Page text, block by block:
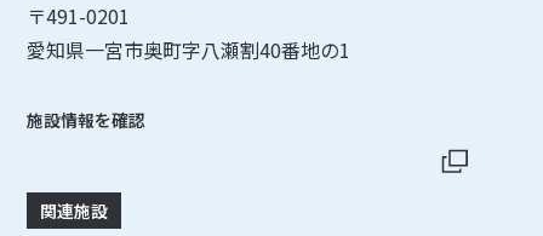
〒491-0201
愛知県一宮市奥町字八瀬割40番地の1
施設情報を確認
関連施設